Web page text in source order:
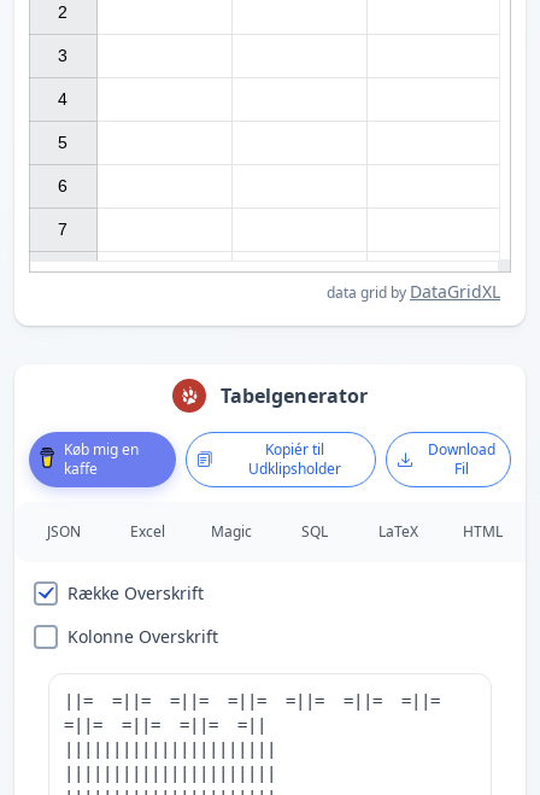
2
3
4
5
6
7
data grid by DataGridXL
Tabelgenerator
Køb mig en
kaffe
Kopiér til
Udklipsholder
Download
Fil
JSON Excel Magic SQL LaTeX HTML
Række Overskrift
Kolonne Overskrift